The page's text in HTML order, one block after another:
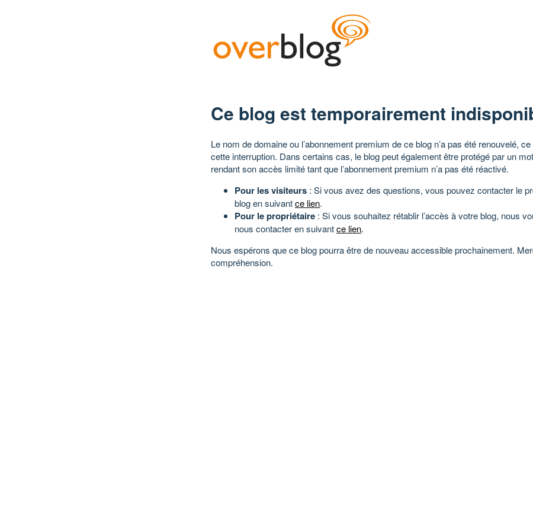
Ce blog est temporairement
Le nom de domaine ou l’abonnement premium de ce blog n’a pas été renouvelé,
cette interruption. Dans certains cas, le blog peut également être protégé par un
rendant son accès limité tant que l’abonnement premium n’a pas été réactivé.
Pour les visiteurs : Si vous avez des questions, vous pouvez contacter le
blog en suivantce lien.
Pour le propriétaire : Si vous souhaitez rétablir l’accès à votre blog, nous
nous contacter en suivantce lien.
Nous espérons que ce blog pourra être de nouveau accessible prochainement.
compréhension.